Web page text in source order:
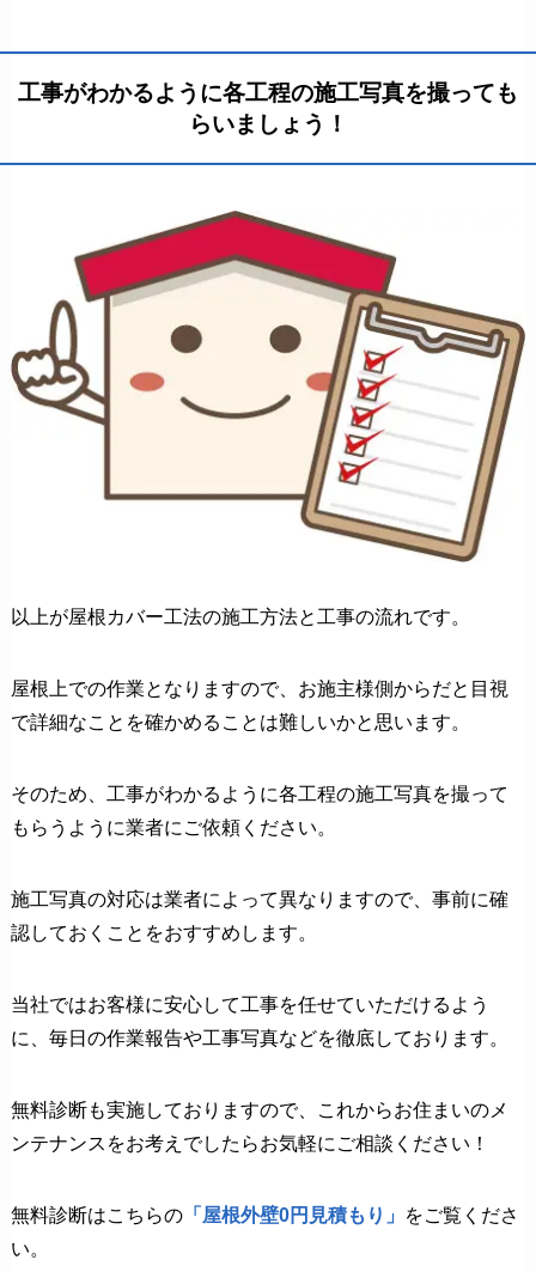
工事がわかるように各工程の施工写真を撮っても
らいましょう！
以上が屋根カバー工法の施工方法と工事の流れです。
屋根上での作業となりますので、お施主様側からだと目視
で詳細なことを確かめることは難しいかと思います。
そのため、工事がわかるように各工程の施工写真を撮って
もらうように業者にご依頼ください。
施工写真の対応は業者によって異なりますので、事前に確
認しておくことをおすすめします。
当社ではお客様に安心して工事を任せていただけるよう
に、毎日の作業報告や工事写真などを徹底しております。
無料診断も実施しておりますので、これからお住まいのメ
ンテナンスをお考えでしたらお気軽にご相談ください！
無料診断はこちらの「屋根外壁0円見積もり」 をご覧くださ
い。